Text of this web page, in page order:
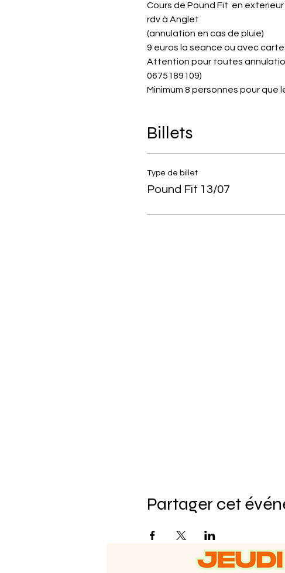
Cours de Pound Fit  en
rdv à Anglet
(annulation en cas de pluie)
9 euros la seance ou avec carte
Attention pour toutes
0675189109)
Minimum 8 personnes pour que
Billets
Type de billet
Pound Fit 13/07
Partager cet